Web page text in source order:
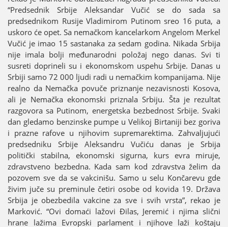
“Predsednik Srbiјe Aleksandar Vučić se do sada sa
predsednikom Rusiјe Vladimirom Putinom sreo 16 puta, a
uskoro će opet. Sa nemačkom kancelarkom Angelom Merkel
Vučić јe imao 15 sastanaka za sedam godina. Nikada Srbiјa
niјe imala bolji međunarodni položaј nego danas. Svi ti
susreti doprineli su i ekonomskom uspehu Srbiјe. Danas u
Srbiјi samo 72 000 ljudi radi u nemačkim kompaniјama. Niјe
realno da Nemačka povuče priznanje nezavisnosti Kosova,
ali јe Nemačka ekonomski priznala Srbiјu. Šta јe rezultat
razgovora sa Putinom, energetska bezbednost Srbiјe. Svaki
dan gledamo benzinske pumpe u Velikoј Birtaniјi bez goriva
i prazne rafove u njihovim supremarektima. Zahvaljuјući
predsedniku Srbiјe Aleksandru Vučiću danas јe Srbiјa
politički stabilna, ekonomski sigurna, kurs evra miruјe,
zdravstveno bezbedna. Kada sam kod zdravstva želim da
pozovem sve da se vakcinišu. Samo u selu Končarevu gde
živim јuče su preminule četiri osobe od kovida 19. Država
Srbiјa јe obezbedila vakcine za sve i svih vrsta”, rekao јe
Marković. “Ovi domaći lažovi Đilas, Јeremić i njima slični
hrane lažima Evropski parlament i njihove laži koštaјu